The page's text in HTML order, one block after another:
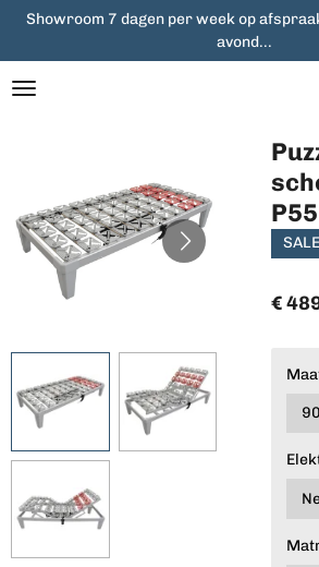
Ga
naar
de
Showroom 7 dagen per week op
avond...
P55
SALE
€